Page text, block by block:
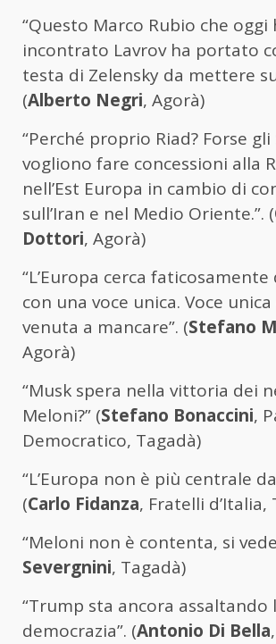
“Questo Marco Rubio che oggi
incontrato Lavrov ha portato
testa di Zelensky da mettere
(Alberto Negri, Agorà)
“Perché proprio Riad? Forse
vogliono fare concessioni alla
nell’Est Europa in cambio di
sull’Iran e nel Medio Oriente.”. (
Dottori, Agorà)
“L’Europa cerca
con una voce unica. Voce
venuta a mancare”. (Stefano
Agorà)
“Musk spera nella vittoria dei
Meloni?” (Stefano Bonaccini,
Democratico, Tagadà)
“L’Europa non è più centrale
(Carlo Fidanza, Fratelli d’Italia,
“Meloni non è contenta, si
Severgnini, Tagadà)
“Trump sta ancora assaltando
democrazia”. (Antonio Di Bella